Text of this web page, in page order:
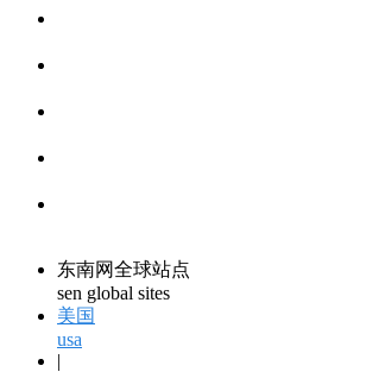
东南网全球站点
sen global sites
美国
usa
|